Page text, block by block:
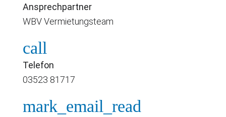
Ansprechpartner
WBV Vermietungsteam
call
Telefon
03523 81717
mark_email_read